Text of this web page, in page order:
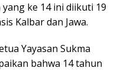
ke 14 ini diikuti 19
Kalbar dan Jawa.
Yayasan Sukma
bahwa 14 tahun